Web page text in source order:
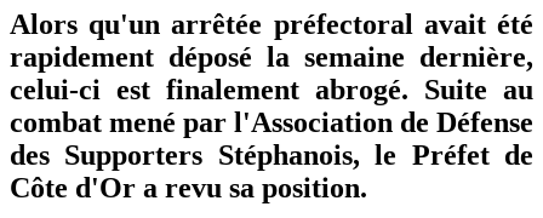
Alors qu'un arrêtée préfectoral avait été
rapidement déposé la semaine dernière,
celui-ci est finalement abrogé. Suite au
combat mené par l'Association de Défense
des Supporters Stéphanois, le Préfet de
Côte d'Or a revu sa position.